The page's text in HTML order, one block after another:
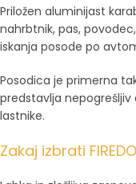
Priložen aluminijast
nahrbtnik, pas,
iskanja posode po
Posodica je primerna
predstavlja
lastnike.
Zakaj izbrati